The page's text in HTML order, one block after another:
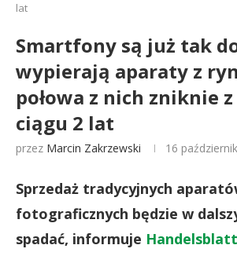
lat
Smartfony są już tak
wypierają aparaty z
połowa z nich zniknie
ciągu 2 lat
przez Marcin Zakrzewski 16
Sprzedaż tradycyjnych
fotograficznych będzie w
spadać, informuje Handelsblatt